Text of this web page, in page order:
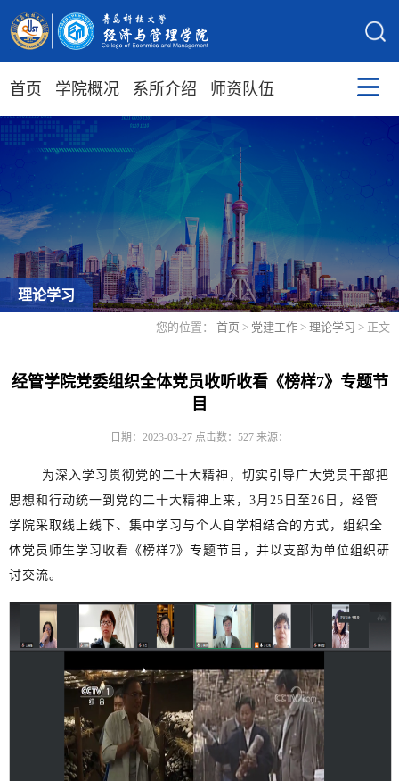
首页 学院概况 系所介绍 师资队伍
理论学习
您的位置： 首页 > 党建工作 > 理论学习 > 正文
经管学院党委组织全体党员收听收看《榜样7》专题节
目
日期：2023-03-27 点击数： 527 来源：
为深入学习贯彻党的二十大精神，切实引导广大党员干部把
思想和行动统一到党的二十大精神上来 ， 3月 25 日至26 日 ， 经管
学院采取线上线下 、 集中学习与个人自学相结合的方式 ， 组织全
体党员 师生学习收看 《榜样7》 专题节目 ， 并以支部为单位组织研
讨交流。